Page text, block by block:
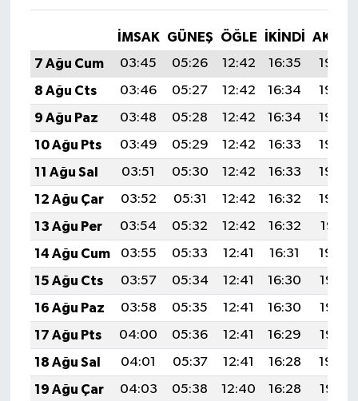
İMSAK GÜNEŞ ÖĞLE İKINDI
7 Ağu Cum
03:45 05:26 12:42 16:35
19:49
8 Ağu Cts
03:46 05:27 12:42 16:34
19:48
9 Ağu Paz
03:48 05:28 12:42 16:34
19:46
10 Ağu Pts
03:49 05:29 12:42 16:33
19:45
11 Ağu Sal
03:51 05:30 12:42 16:33
19:44
12 Ağu Çar
03:52 05:31 12:42 16:32
19:42
13 Ağu Per
03:54 05:32 12:42 16:32
19:41
14 Ağu Cum
03:55 05:33 12:41 16:31
19:40
15 Ağu Cts
03:57 05:34 12:41 16:30
19:38
16 Ağu Paz
03:58 05:35 12:41 16:30
19:37
17 Ağu Pts
04:00 05:36 12:41 16:29
19:36
18 Ağu Sal
04:01 05:37 12:41 16:28
19:34
19 Ağu Çar
04:03 05:38 12:40 16:28
19:33